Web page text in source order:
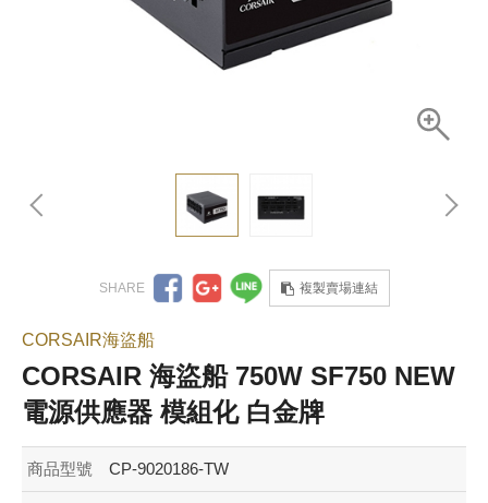
複製賣場連結
CORSAIR海盜船
CORSAIR 海盜船 750W SF750 NEW
電源供應器 模組化 白金牌
商品型號 CP-9020186-TW